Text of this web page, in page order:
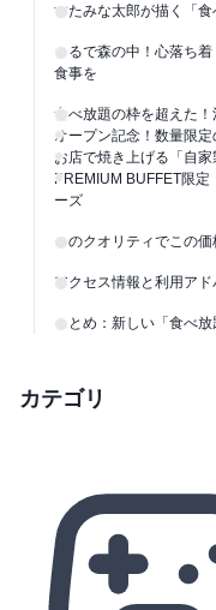
すたみな太郎が描く「
まるで森の中！心落ち
食事を
食べ放題の枠を超えた
オープン記念！数量限
お店で焼き上げる「自家
PREMIUM BUFFET限定
ーズ
このクオリティでこの
アクセス情報と利用アド
まとめ：新しい「食べ
カテゴリ